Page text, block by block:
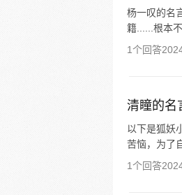
杨一叹的名
籍......根本
1个回答
清瞳的名
以下是狐妖
苦恼，为了
1个回答